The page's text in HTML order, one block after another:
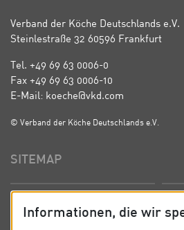
Verband der Köche Deutschlands e.V.
Steinlestraße 32 60596 Frankfurt
Tel. +49 69 63 0006-0
Fax +49 69 63 0006-10
E-Mail: koeche@vkd.com
© Verband der Köche Deutschlands e.V.
SITEMAP
Informationen, die wir